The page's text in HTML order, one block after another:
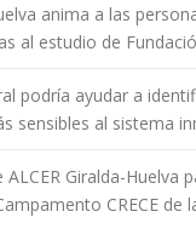
anima a las
al estudio de
podría ayudar a
sensibles al sistema
Giralda-Huelva
CRECE de